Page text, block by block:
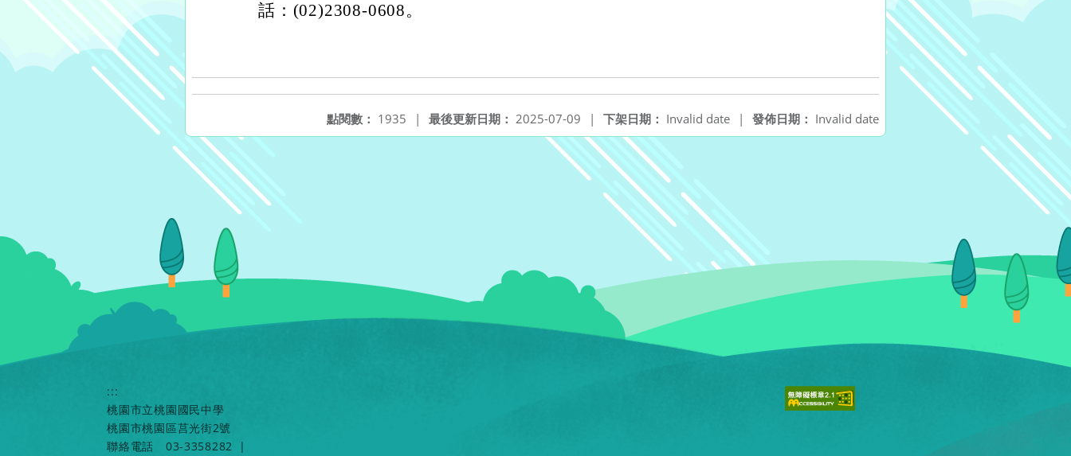
話：(02)2308-0608。
發佈日期： Invalid date
下架日期： Invalid date |
最後更新日期： 2025-07-09 |
點閱數： 1935 |
:::
桃園市立桃園國民中學
桃園市桃園區莒光街2號
聯絡電話
03-3358282 |